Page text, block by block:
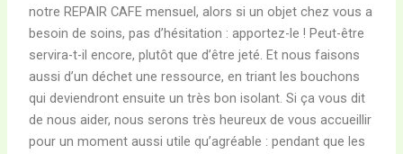
notre REPAIR CAFE mensuel, alors si un objet chez vous a
besoin de soins, pas d’hésitation : apportez-le ! Peut-être
servira-t-il encore, plutôt que d’être jeté. Et nous faisons
aussi d’un déchet une ressource, en triant les bouchons
qui deviendront ensuite un très bon isolant. Si ça vous dit
de nous aider, nous serons très heureux de vous accueillir
pour un moment aussi utile qu’agréable : pendant que les